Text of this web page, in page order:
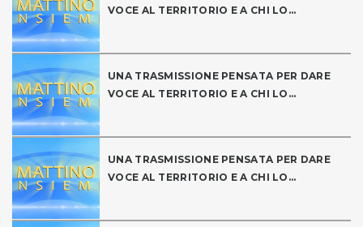
VOCE AL TERRITORIO E A CHI LO...
UNA TRASMISSIONE PENSATA PER DARE
VOCE AL TERRITORIO E A CHI LO...
UNA TRASMISSIONE PENSATA PER DARE
VOCE AL TERRITORIO E A CHI LO...